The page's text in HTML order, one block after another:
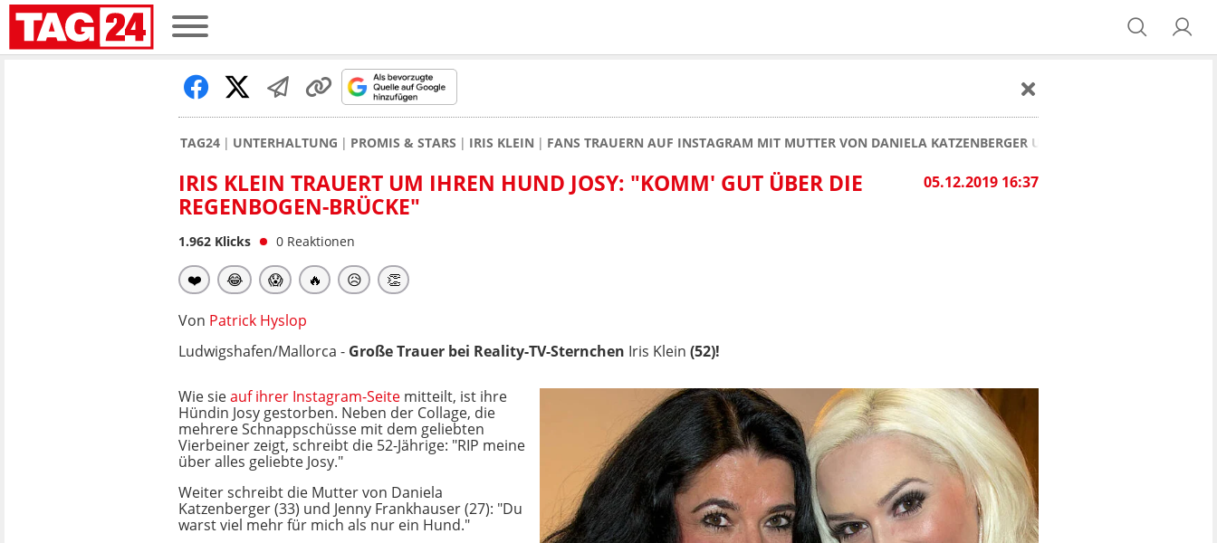
TAG24 UNTERHALTUNG PROMIS & STARS IRIS KLEIN FANS TRAUERN AUF INSTAGRAM MIT MUTTER VON DANIELA KATZENBERGER UND JENNY FRANKHAUSER
05.12.2019 16:37
IRIS KLEIN TRAUERT UM IHREN HUND JOSY: "KOMM' GUT ÜBER DIE
REGENBOGEN-BRÜCKE"
1.962 Klicks 0 Reaktionen
❤️ 😂 😱 🔥 😥 👏
Von Patrick Hyslop
Ludwigshafen/Mallorca - Große Trauer bei Reality-TV-Sternchen Iris Klein (52)!
Wie sieauf ihrer Instagram-Seite mitteilt, ist ihre
Hündin Josy gestorben. Neben der Collage, die
mehrere Schnappschüsse mit dem geliebten
Vierbeiner zeigt, schreibt die 52-Jährige: "RIP meine
über alles geliebte Josy."
Weiter schreibt die Mutter von Daniela
Katzenberger (33) und Jenny Frankhauser (27): "Du
warst viel mehr für mich als nur ein Hund."